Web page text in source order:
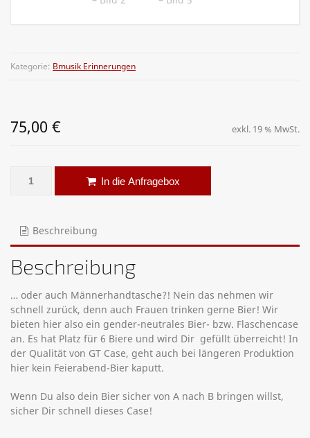
Kategorie: Bmusik Erinnerungen
75,00 € exkl. 19 % MwSt.
6er Feierabend-Bier-Produktionscase Menge
In die Anfragebox
Beschreibung
Beschreibung
… oder auch Männerhandtasche?! Nein das nehmen wir
schnell zurück, denn auch Frauen trinken gerne Bier! Wir
bieten hier also ein gender-neutrales Bier- bzw. Flaschencase
an. Es hat Platz für 6 Biere und wird Dir gefüllt überreicht! In
der Qualität von GT Case, geht auch bei längeren Produktion
hier kein Feierabend-Bier kaputt.
Wenn Du also dein Bier sicher von A nach B bringen willst,
sicher Dir schnell dieses Case!